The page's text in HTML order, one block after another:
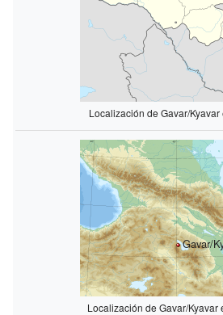
Localización de Gavar/Kyavar
Gavar/
Localización de Gavar/Kyavar